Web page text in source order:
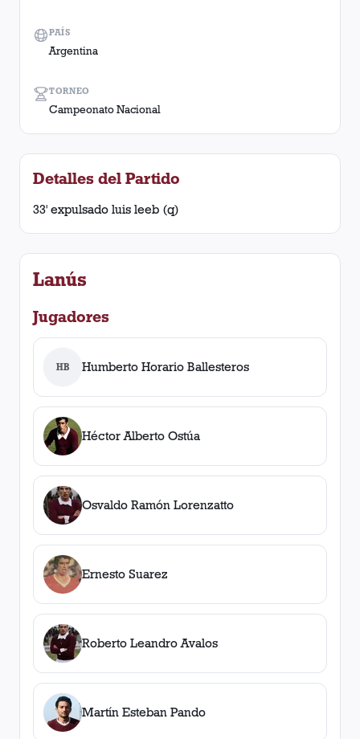
TORNEO
Campeonato Nacional
PAÍS
Argentina
Detalles del Partido
33' expulsado luis leeb (q)
Lanús
Jugadores
HB Humberto Horario Ballesteros
Héctor Alberto Ostúa
Osvaldo Ramón Lorenzatto
Ernesto Suarez
Roberto Leandro Avalos
Martín Esteban Pando